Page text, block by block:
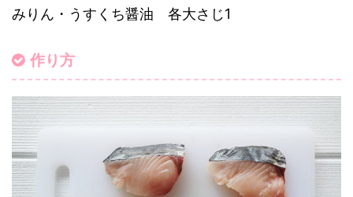
みりん・うすくち醤油 各大さじ1
作り方